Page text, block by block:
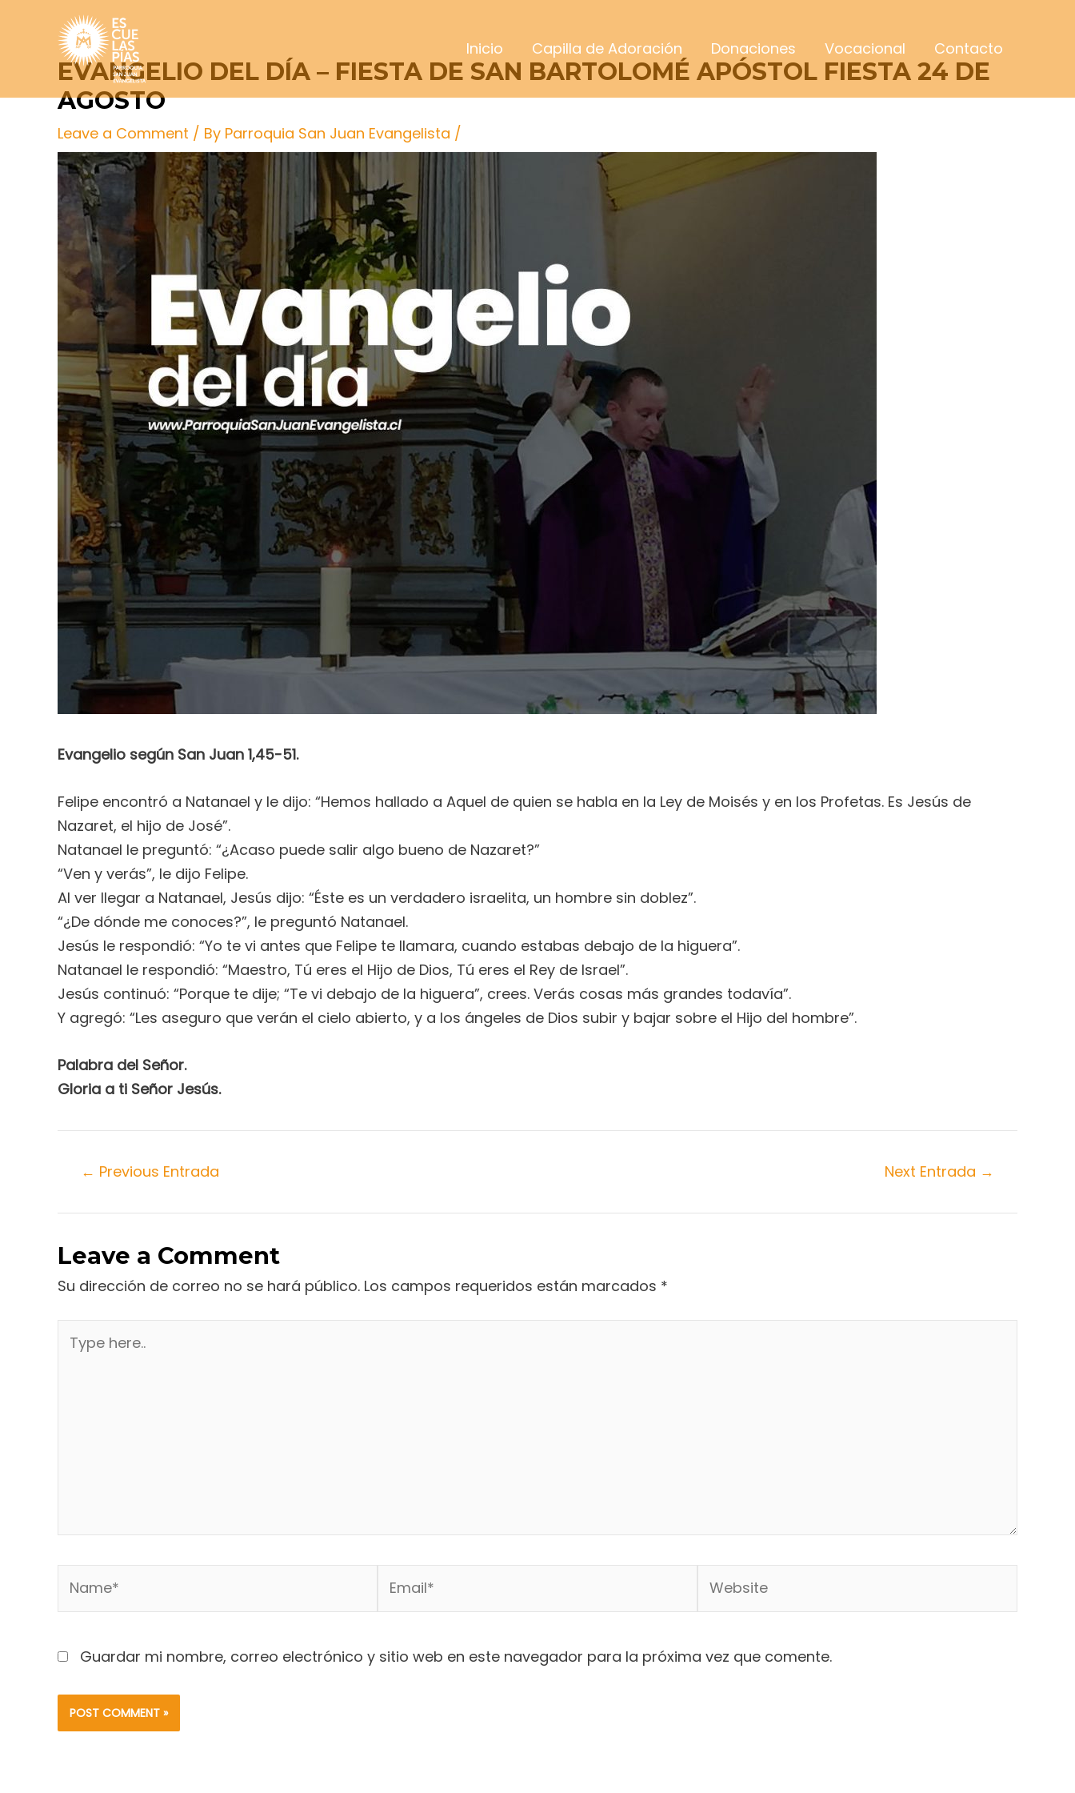
Inicio Capilla de Adoración Donaciones Vocacional Contacto
EVANGELIO DEL DÍA – FIESTA DE SAN BARTOLOMÉ APÓSTOL FIESTA 24 DE
AGOSTO
Leave a Comment / By Parroquia San Juan Evangelista /
Evangelio según San Juan 1,45-51.
Felipe encontró a Natanael y le dijo: “Hemos hallado a Aquel de quien se habla en la Ley de Moisés y en los Profetas. Es Jesús de
Nazaret, el hijo de José”.
Natanael le preguntó: “¿Acaso puede salir algo bueno de Nazaret?”
“Ven y verás”, le dijo Felipe.
Al ver llegar a Natanael, Jesús dijo: “Éste es un verdadero israelita, un hombre sin doblez”.
“¿De dónde me conoces?”, le preguntó Natanael.
Jesús le respondió: “Yo te vi antes que Felipe te llamara, cuando estabas debajo de la higuera”.
Natanael le respondió: “Maestro, Tú eres el Hijo de Dios, Tú eres el Rey de Israel”.
Jesús continuó: “Porque te dije; “Te vi debajo de la higuera”, crees. Verás cosas más grandes todavía”.
Y agregó: “Les aseguro que verán el cielo abierto, y a los ángeles de Dios subir y bajar sobre el Hijo del hombre”.
Palabra del Señor.
Gloria a ti Señor Jesús.
Post
navigation
← Previous Entrada Next Entrada →
Leave a Comment
Su dirección de correo no se hará público. Los campos requeridos están marcados *
here..
Guardar mi nombre, correo electrónico y sitio web en este navegador para la próxima vez que comente.